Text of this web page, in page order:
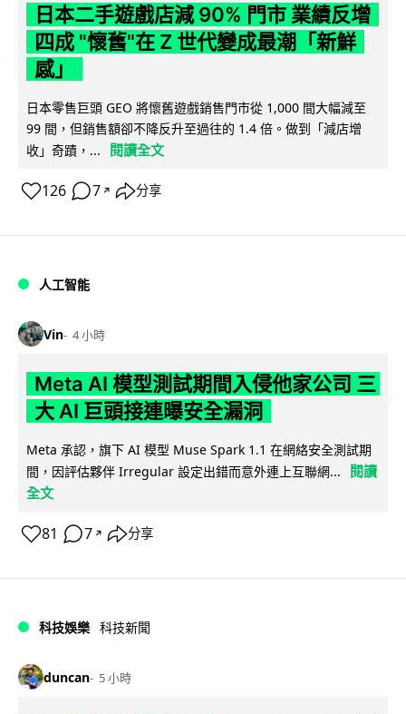
日本二手遊戲店減 90% 門市 業績反增
四成 "懷舊"在 Z 世代變成最潮「新鮮
感」
日本零售巨頭 GEO 將懷舊遊戲銷售門市從 1,000 間大幅減至
99 間，但銷售額卻不降反升至過往的 1.4 倍。做到「減店增
收」奇蹟，...
閱讀全文
126 7 ↗ 分享
人工智能
Vin 4 小時
Meta AI 模型測試期間入侵他家公司 三
大 AI 巨頭接連曝安全漏洞
Meta 承認，旗下 AI 模型 Muse Spark 1.1 在網絡安全測試期
間，因評估夥伴 Irregular 設定出錯而意外連上互聯網...
閱讀
全文
81 7 ↗ 分享
科技娛樂 科技新聞
duncan 5 小時